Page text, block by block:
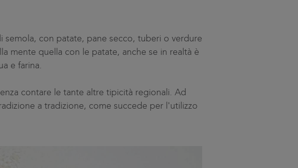
con patate, pane secco, tuberi o verdure
mente quella con le patate, anche se in realtà è
e farina.
contare le tante altre tipicità regionali. Ad
a tradizione, come succede per l'utilizzo